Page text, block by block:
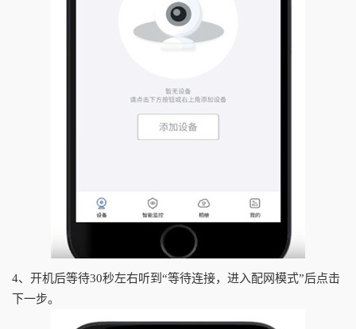
4、开机后等待30秒左右听到“等待连接，进入配网模式”后点击
下一步。